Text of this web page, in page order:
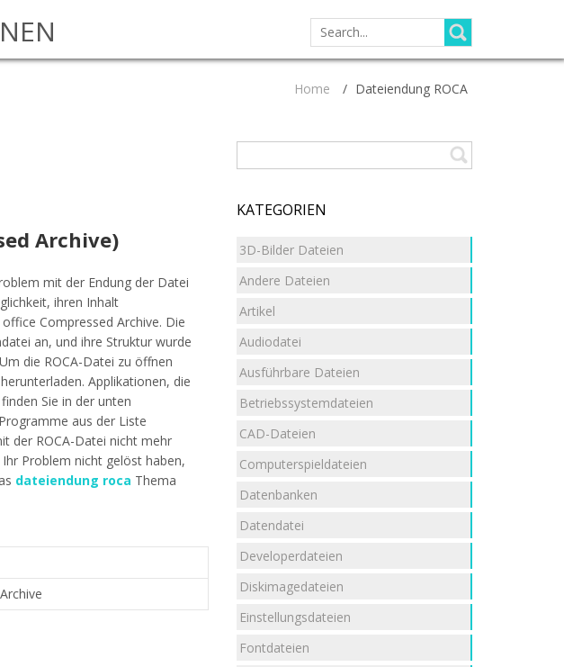
SEARCH
FOR:
Home / Dateiendung ROCA
Archive)
mit der Endung der Datei
ihren Inhalt
Compressed Archive. Die
an, und ihre Struktur wurde
die ROCA-Datei zu öffnen
Applikationen, die
Sie in der unten
aus der Liste
der ROCA-Datei nicht mehr
Problem nicht gelöst haben,
dateiendung roca Thema
KATEGORIEN
3D-Bilder Dateien
Andere Dateien
Artikel
Audiodatei
Ausführbare Dateien
Betriebssystemdateien
CAD-Dateien
Computerspieldateien
Datenbanken
Datendatei
Developerdateien
Diskimagedateien
Einstellungsdateien
Fontdateien